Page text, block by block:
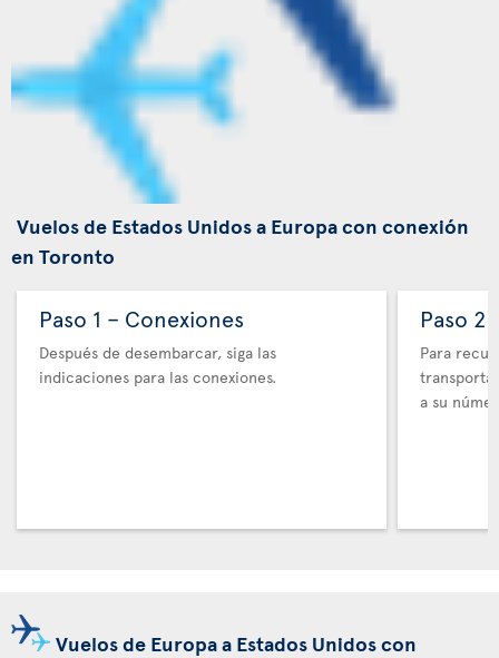
Vuelos de Estados Unidos a Europa con conexión
en Toronto
Paso 1 – Conexiones
Después de desembarcar, siga las
indicaciones para las conexiones.
Paso 2
Para
a su
Vuelos de Europa a Estados Unidos con